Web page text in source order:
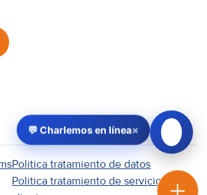
Politica tratamiento de datos
Politica tratamiento de servicio al
💬 Charlemos en línea×